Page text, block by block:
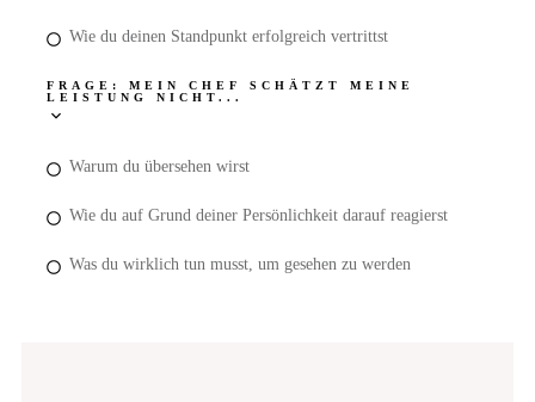
Wie du deinen Standpunkt erfolgreich vertrittst
FRAGE: MEIN CHEF SCHÄTZT MEINE
LEISTUNG NICHT...
Warum du übersehen wirst
Wie du auf Grund deiner Persönlichkeit darauf reagierst
Was du wirklich tun musst, um gesehen zu werden